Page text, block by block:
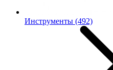
Инструменты (492)